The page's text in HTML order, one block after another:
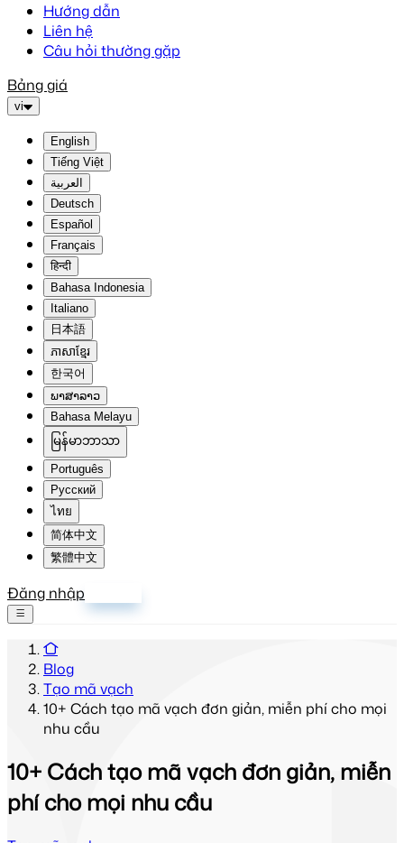
Hướng dẫn
Liên hệ
Câu hỏi thường gặp
Bảng giá
vi
English
Tiếng Việt
العربية
Deutsch
Español
Français
हिन्दी
Bahasa Indonesia
Italiano
日本語
ភាសាខ្មែរ
한국어
ພາສາລາວ
Bahasa Melayu
မြန်မာဘာသာ
Português
Русский
ไทย
简体中文
繁體中文
Đăng nhập
Blog
Tạo mã vạch
10+ Cách tạo mã vạch đơn giản, miễn phí cho mọi
nhu cầu
10+ Cách tạo mã vạch đơn giản, miễn
phí cho mọi nhu cầu